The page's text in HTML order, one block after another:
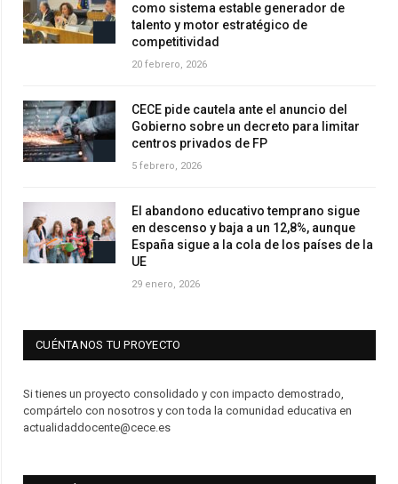
como sistema estable generador de
talento y motor estratégico de
competitividad
20 febrero, 2026
CECE pide cautela ante el anuncio del
Gobierno sobre un decreto para limitar
centros privados de FP
5 febrero, 2026
El abandono educativo temprano sigue
en descenso y baja a un 12,8%, aunque
España sigue a la cola de los países de la
UE
29 enero, 2026
CUÉNTANOS TU PROYECTO
Si tienes un proyecto consolidado y con impacto demostrado,
compártelo con nosotros y con toda la comunidad educativa en
actualidaddocente@cece.es